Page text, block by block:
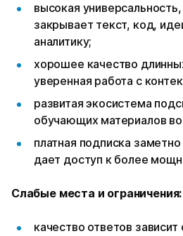
высокая
закрывает текст, код,
аналитику;
хорошее качество
уверенная работа с
развитая экосистема
обучающих материалов
платная подписка
дает доступ к более
Слабые места и ограничения:
качество ответов зависит